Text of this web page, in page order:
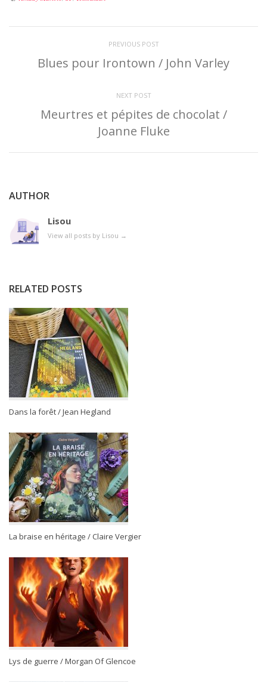
PREVIOUS POST
Blues pour Irontown / John Varley
NEXT POST
Meurtres et pépites de chocolat /
Joanne Fluke
AUTHOR
Lisou
View all posts by Lisou →
RELATED POSTS
Dans la forêt / Jean Hegland
La braise en héritage / Claire Vergier
Lys de guerre / Morgan Of Glencoe